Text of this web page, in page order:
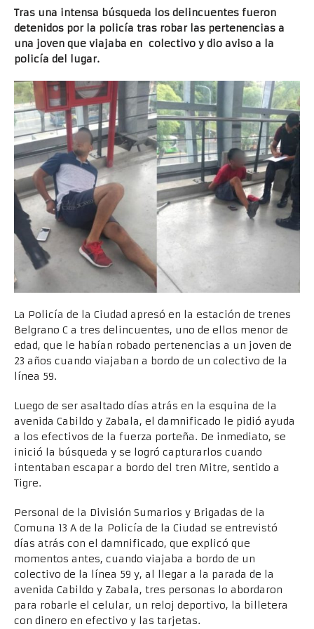
Tras una intensa búsqueda los delincuentes fueron
detenidos por la policía tras robar las pertenencias a
una joven que viajaba en colectivo y dio aviso a la
policía del lugar.
La Policía de la Ciudad apresó en la estación de trenes
Belgrano C a tres delincuentes, uno de ellos menor de
edad, que le habían robado pertenencias a un joven de
23 años cuando viajaban a bordo de un colectivo de la
línea 59.
Luego de ser asaltado días atrás en la esquina de la
avenida Cabildo y Zabala, el damnificado le pidió ayuda
a los efectivos de la fuerza porteña. De inmediato, se
inició la búsqueda y se logró capturarlos cuando
intentaban escapar a bordo del tren Mitre, sentido a
Tigre.
Personal de la División Sumarios y Brigadas de la
Comuna 13 A de la Policía de la Ciudad se entrevistó
días atrás con el damnificado, que explicó que
momentos antes, cuando viajaba a bordo de un
colectivo de la línea 59 y, al llegar a la parada de la
avenida Cabildo y Zabala, tres personas lo abordaron
para robarle el celular, un reloj deportivo, la billetera
con dinero en efectivo y las tarjetas.